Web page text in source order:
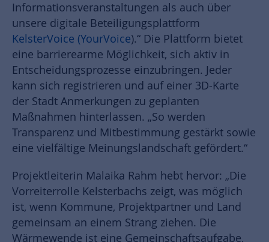
Informationsveranstaltungen als auch über
unsere digitale Beteiligungsplattform
KelsterVoice (YourVoice).“ Die Plattform bietet
eine barrierearme Möglichkeit, sich aktiv in
Entscheidungsprozesse einzubringen. Jeder
kann sich registrieren und auf einer 3D-Karte
der Stadt Anmerkungen zu geplanten
Maßnahmen hinterlassen. „So werden
Transparenz und Mitbestimmung gestärkt sowie
eine vielfältige Meinungslandschaft gefördert.“
Projektleiterin Malaika Rahm hebt hervor: „Die
Vorreiterrolle Kelsterbachs zeigt, was möglich
ist, wenn Kommune, Projektpartner und Land
gemeinsam an einem Strang ziehen. Die
Wärmewende ist eine Gemeinschaftsaufgabe,